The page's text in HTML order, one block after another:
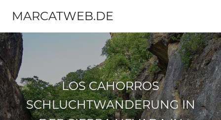
Inhalt
springen
MARCATWEB.DE
Fotografie
&
Reise
LOS CAHORROS
SCHLUCHTWANDERUNG IN